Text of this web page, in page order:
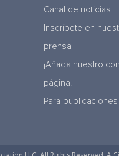
Canal de noticias
Inscríbete en
prensa
¡Añada nuestro
página!
Para